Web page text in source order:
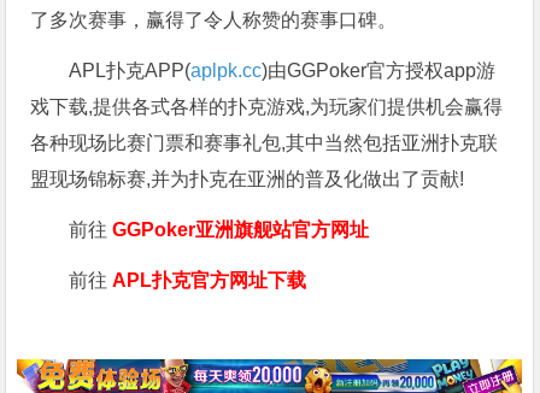
了多次赛事，赢得了令人称赞的赛事口碑。
APL扑克APP(aplpk.cc)由GGPoker官方授权app游
戏下载,提供各式各样的扑克游戏,为玩家们提供机会赢得
各种现场比赛门票和赛事礼包,其中当然包括亚洲扑克联
盟现场锦标赛,并为扑克在亚洲的普及化做出了贡献!
前往GGPoker亚洲旗舰站官方网址
前往APL扑克官方网址下载